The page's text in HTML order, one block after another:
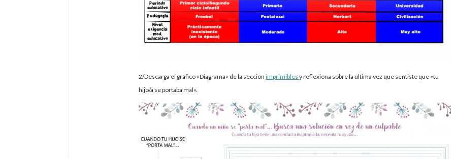
2/Descarga el gráfico «Diagrama» de la secciónimprimiblesy reflexiona sobre la última vez que sentiste que «tu
hijo/a se portaba mal».